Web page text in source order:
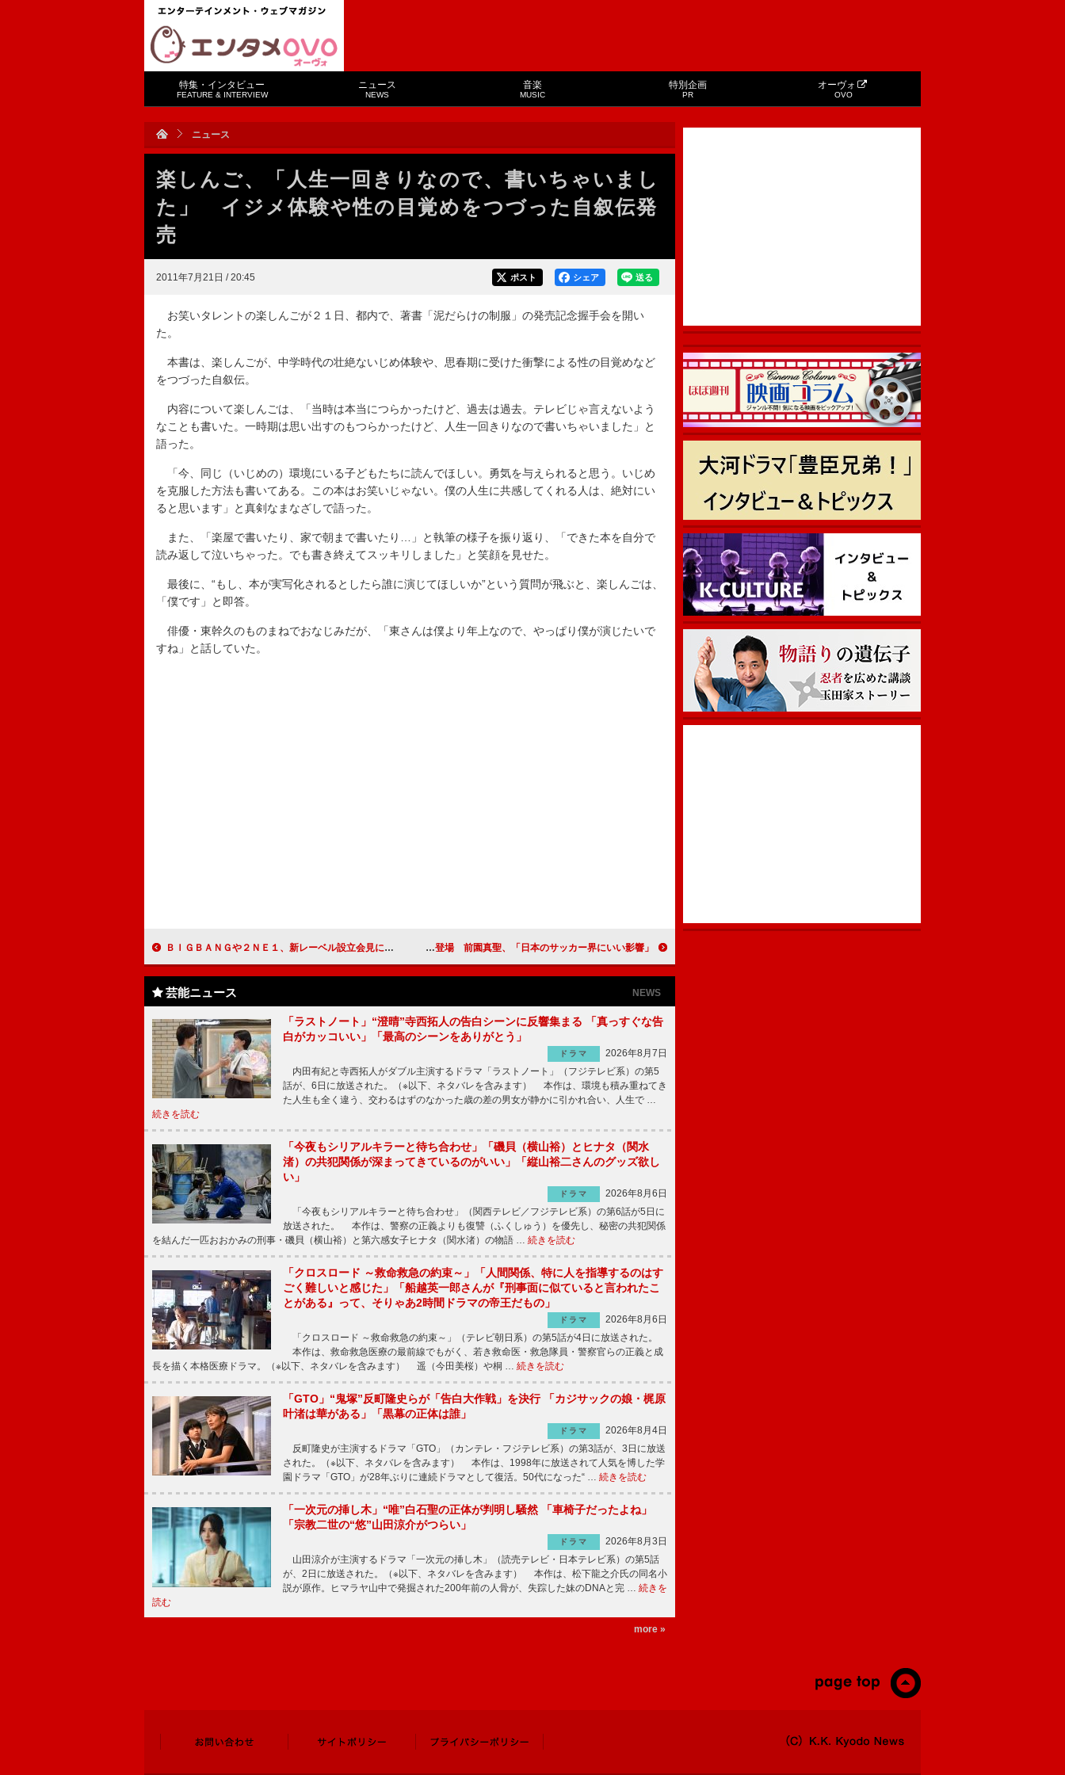
特集・インタビュー
FEATURE & INTERVIEW
ニュース
NEWS
音楽
MUSIC
特別企画
PR
オーヴォ
OVO
ニュース
楽しんご、「人生一回きりなので、書いちゃいまし
た」 イジメ体験や性の目覚めをつづった自叙伝発
売
2011年7月21日 / 20:45 送る
シェア
ポスト
お笑いタレントの楽しんごが２１日、都内で、著書「泥だらけの制服」の発売記念握手会を開い
た。
本書は、楽しんごが、中学時代の壮絶ないじめ体験や、思春期に受けた衝撃による性の目覚めなど
をつづった自叙伝。
内容について楽しんごは、「当時は本当につらかったけど、過去は過去。テレビじゃ言えないよう
なことも書いた。一時期は思い出すのもつらかったけど、人生一回きりなので書いちゃいました」と
語った。
「今、同じ（いじめの）環境にいる子どもたちに読んでほしい。勇気を与えられると思う。いじめ
を克服した方法も書いてある。この本はお笑いじゃない。僕の人生に共感してくれる人は、絶対にい
ると思います」と真剣なまなざしで語った。
また、「楽屋で書いたり、家で朝まで書いたり…」と執筆の様子を振り返り、「できた本を自分で
読み返して泣いちゃった。でも書き終えてスッキリしました」と笑顔を見せた。
最後に、“もし、本が実写化されるとしたら誰に演じてほしいか”という質問が飛ぶと、楽しんごは、
「僕です」と即答。
俳優・東幹久のものまねでおなじみだが、「東さんは僕より年上なので、やっぱり僕が演じたいで
すね」と話していた。
ＢＩＧＢＡＮＧや２ＮＥ１、新レーベル設立会見に出席 韓国のＹＧとエイベックスが新プロジェクト「ＹＧＥＸ」 森泉、“なでしこブルーの勝負服”で登場 前園真聖、「日本のサッカー界にいい影響」
芸能ニュース NEWS
「ラストノート」“澄晴”寺西拓人の告白シーンに反響集まる 「真っすぐな告
白がカッコいい」「最高のシーンをありがとう」
ドラマ
2026年8月7日
内田有紀と寺西拓人がダブル主演するドラマ「ラストノート」（フジテレビ系）の第5
話が、6日に放送された。（※以下、ネタバレを含みます） 本作は、環境も積み重ねてき
た人生も全く違う、交わるはずのなかった歳の差の男女が静かに引かれ合い、人生で …
続きを読む
「今夜もシリアルキラーと待ち合わせ」「磯貝（横山裕）とヒナタ（関水
渚）の共犯関係が深まってきているのがいい」「縦山裕二さんのグッズ欲し
い」
ドラマ
2026年8月6日
「今夜もシリアルキラーと待ち合わせ」（関西テレビ／フジテレビ系）の第6話が5日に
放送された。 本作は、警察の正義よりも復讐（ふくしゅう）を優先し、秘密の共犯関係
を結んだ一匹おおかみの刑事・磯貝（横山裕）と第六感女子ヒナタ（関水渚）の物語 … 続きを読む
「クロスロード ～救命救急の約束～」「人間関係、特に人を指導するのはす
ごく難しいと感じた」「船越英一郎さんが『刑事面に似ていると言われたこ
とがある』って、そりゃあ2時間ドラマの帝王だもの」
ドラマ
2026年8月6日
「クロスロード ～救命救急の約束～」（テレビ朝日系）の第5話が4日に放送された。
本作は、救命救急医療の最前線でもがく、若き救命医・救急隊員・警察官らの正義と成
長を描く本格医療ドラマ。（※以下、ネタバレを含みます） 遥（今田美桜）や桐 … 続きを読む
「GTO」“鬼塚”反町隆史らが「告白大作戦」を決行 「カジサックの娘・梶原
叶渚は華がある」「黒幕の正体は誰」
ドラマ
2026年8月4日
反町隆史が主演するドラマ「GTO」（カンテレ・フジテレビ系）の第3話が、3日に放送
された。（※以下、ネタバレを含みます） 本作は、1998年に放送されて人気を博した学
園ドラマ「GTO」が28年ぶりに連続ドラマとして復活。50代になった“ … 続きを読む
「一次元の挿し木」“唯”白石聖の正体が判明し騒然 「車椅子だったよね」
「宗教二世の“悠”山田涼介がつらい」
ドラマ
2026年8月3日
山田涼介が主演するドラマ「一次元の挿し木」（読売テレビ・日本テレビ系）の第5話
が、2日に放送された。（※以下、ネタバレを含みます） 本作は、松下龍之介氏の同名小
説が原作。ヒマラヤ山中で発掘された200年前の人骨が、失踪した妹のDNAと完 … 続きを
読む
more »